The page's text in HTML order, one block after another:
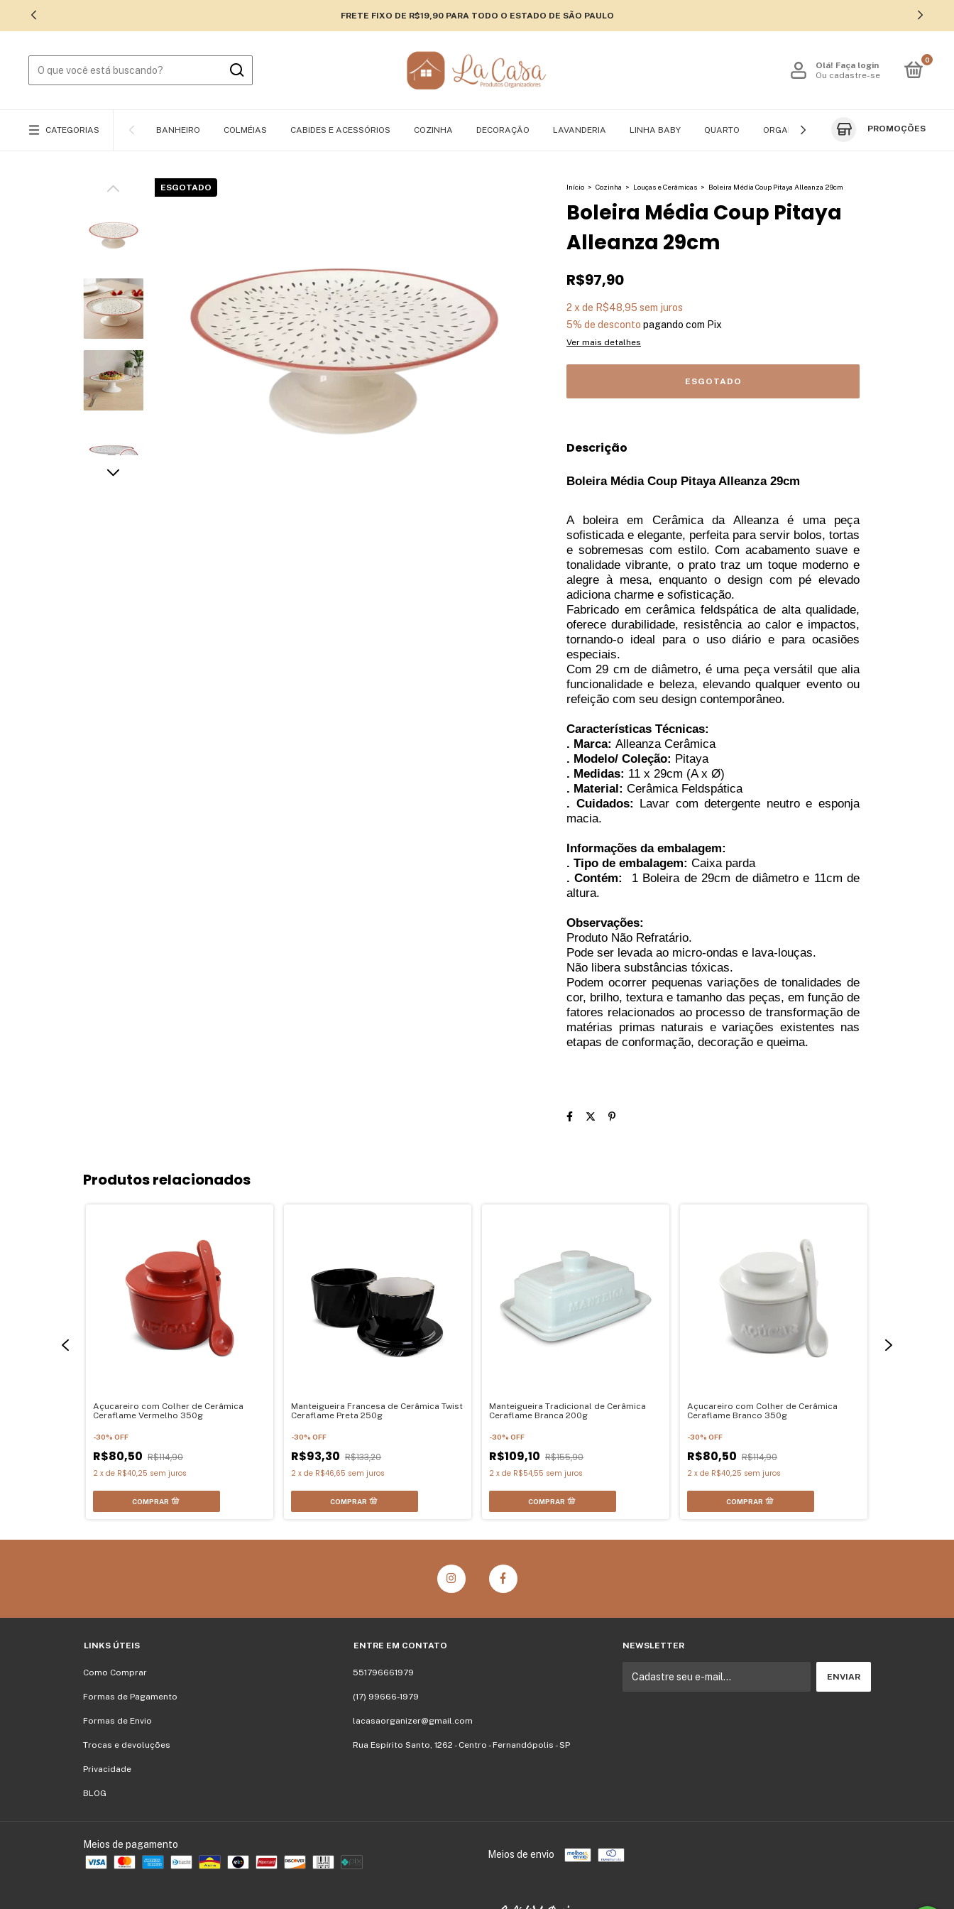
FRETE FIXO DE R$19,90 PARA TODO O ESTADO DE SÃO PAULO
Olá! Faça login
Ou cadastre-se
0
CATEGORIAS BANHEIRO COLMÉIAS CABIDES E ACESSÓRIOS COZINHA DECORAÇÃO LAVANDERIA LINHA BABY QUARTO ORGANIZADORES DE VIAGEM ROUPEIRO
PROMOÇÕES
ESGOTADO Início > Cozinha > Louças e Cerâmicas > Boleira Média Coup Pitaya Alleanza 29cm
Boleira Média Coup Pitaya
Alleanza 29cm
R$97,90
2 x de R$48,95 sem juros
5% de desconto pagando com Pix
Ver mais detalhes
Descrição
Boleira Média Coup Pitaya Alleanza 29cm
A boleira em Cerâmica da Alleanza é uma peça
sofisticada e elegante, perfeita para servir bolos, tortas
e sobremesas com estilo. Com acabamento suave e
tonalidade vibrante, o prato traz um toque moderno e
alegre à mesa, enquanto o design com pé elevado
adiciona charme e sofisticação.
Fabricado em cerâmica feldspática de alta qualidade,
oferece durabilidade, resistência ao calor e impactos,
tornando-o ideal para o uso diário e para ocasiões
especiais.
Com 29 cm de diâmetro, é uma peça versátil que alia
funcionalidade e beleza, elevando qualquer evento ou
refeição com seu design contemporâneo.
Características Técnicas:
. Marca: Alleanza Cerâmica
. Modelo/ Coleção: Pitaya
. Medidas: 11 x 29cm (A x Ø)
. Material: Cerâmica Feldspática
. Cuidados: Lavar com detergente neutro e esponja
macia.
Informações da embalagem:
. Tipo de embalagem: Caixa parda
. Contém:
1 Boleira de 29cm de diâmetro e 11cm de
altura.
Observações:
Produto Não Refratário.
Pode ser levada ao micro-ondas e lava-louças.
Não libera substâncias tóxicas.
Podem ocorrer pequenas variações de tonalidades de
cor, brilho, textura e tamanho das peças, em função de
fatores relacionados ao processo de transformação de
matérias primas naturais e variações existentes nas
etapas de conformação, decoração e queima.
Produtos relacionados
Açucareiro com Colher de Cerâmica
Ceraflame Vermelho 350g
-30% OFF
R$80,50 R$114,90
2 x de R$40,25 sem juros
Manteigueira Francesa de Cerâmica Twist
Ceraflame Preta 250g
-30% OFF
R$93,30 R$133,20
2 x de R$46,65 sem juros
Manteigueira Tradicional de Cerâmica
Ceraflame Branca 200g
-30% OFF
R$109,10 R$155,90
2 x de R$54,55 sem juros
Açucareiro com Colher de Cerâmica
Ceraflame Branco 350g
-30% OFF
R$80,50 R$114,90
2 x de R$40,25 sem juros
LINKS ÚTEIS
Como Comprar
Formas de Pagamento
Formas de Envio
Trocas e devoluções
Privacidade
BLOG
ENTRE EM CONTATO
551796661979
(17) 99666-1979
lacasaorganizer@gmail.com
Rua Espírito Santo, 1262 - Centro - Fernandópolis - SP
NEWSLETTER
Meios de pagamento
Meios de envio